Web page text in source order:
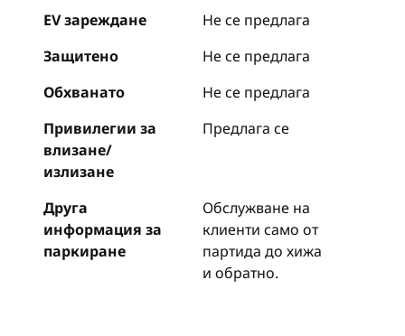
EV зареждане
Не се предлага
Защитено
Не се предлага
Обхванато
Не се предлага
Привилегии за
влизане/
излизане
Предлага се
Друга
информация за
паркиране
Обслужване на
клиенти само от
партида до хижа
и обратно.